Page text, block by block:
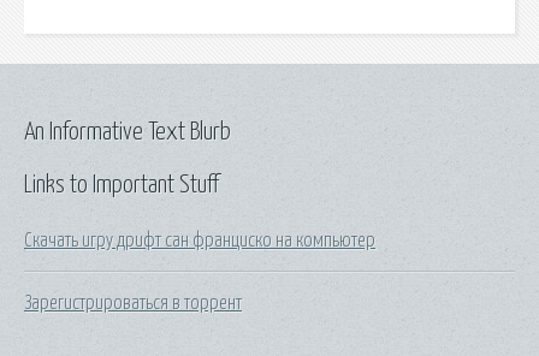
Links to Important Stuff
Скачать игру дрифт сан франциско на компьютер
Зарегистрироваться в торрент
An Informative Text Blurb